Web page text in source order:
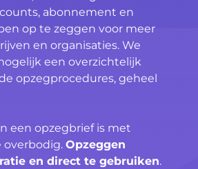
abonnement en
op te zeggen voor meer
en organisaties. We
een overzichtelijk
opzegprocedures, geheel
een opzegbrief is met
overbodig. Opzeggen
en direct te gebruiken.